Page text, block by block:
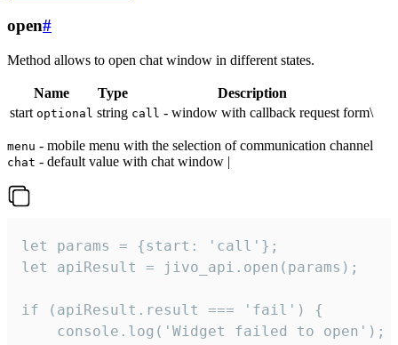
open#
Method allows to open chat window in different states.
Name Type
Description
start optional string call - window with callback request form\
menu - mobile menu with the selection of communication channel
chat - default value with chat window |
let params = {start: 'call'};
let apiResult = jivo_api.open(params);
if (apiResult.result === 'fail') {
    console.log('Widget failed to open');